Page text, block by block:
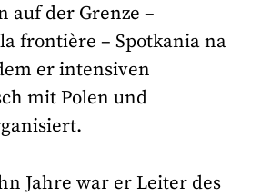
auf der Grenze –
frontière – Spotkania na
er intensiven
mit Polen und
Jahre war er Leiter des